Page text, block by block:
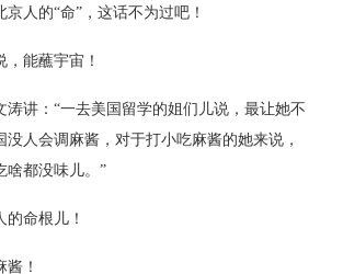
人的“命”，这话不为过吧！
能蘸宇宙！
涛讲：“一去美国留学的姐们儿说，最让她不
没人会调麻酱，对于打小吃麻酱的她来说，
啥都没味儿。”
的命根儿！
！